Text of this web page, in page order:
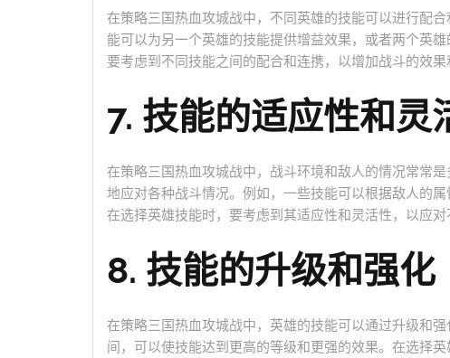
在策略三国热血攻城战中，不同英雄的技能可以进行配
能可以为另一个英雄的技能提供增益效果，或者两个英
要考虑到不同技能之间的配合和连携，以增加战斗的效果
7. 技能的适应性和灵
在策略三国热血攻城战中，战斗环境和敌人的情况常常
地应对各种战斗情况。例如，一些技能可以根据敌人的
在选择英雄技能时，要考虑到其适应性和灵活性，以应对
8. 技能的升级和强化
在策略三国热血攻城战中，英雄的技能可以通过升级和
间，可以使技能达到更高的等级和更强的效果。在选择